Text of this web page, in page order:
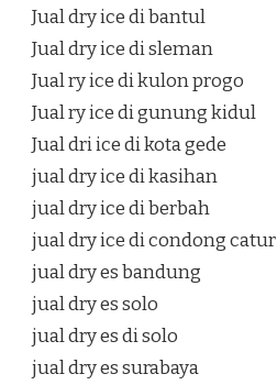
Jual dry ice di bantul
Jual dry ice di sleman
Jual ry ice di kulon progo
Jual ry ice di gunung kidul
Jual dri ice di kota gede
jual dry ice di kasihan
jual dry ice di berbah
jual dry ice di condong catur
jual dry es bandung
jual dry es solo
jual dry es di solo
jual dry es surabaya